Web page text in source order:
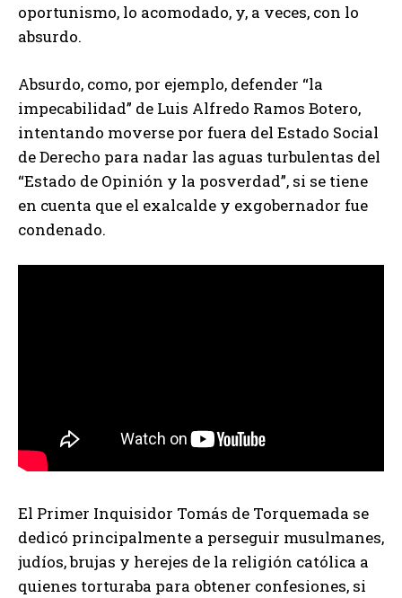
oportunismo, lo acomodado, y, a veces, con lo
absurdo.
Absurdo, como, por ejemplo, defender “la
impecabilidad” de Luis Alfredo Ramos Botero,
intentando moverse por fuera del Estado Social
de Derecho para nadar las aguas turbulentas del
“Estado de Opinión y la posverdad”, si se tiene
en cuenta que el exalcalde y exgobernador fue
condenado.
El Primer Inquisidor Tomás de Torquemada se
dedicó principalmente a perseguir musulmanes,
judíos, brujas y herejes de la religión católica a
quienes torturaba para obtener confesiones, si